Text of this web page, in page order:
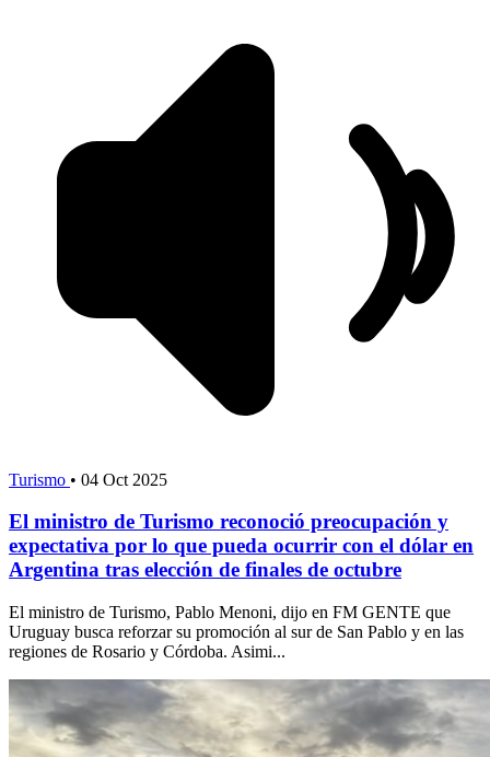
Turismo • 04 Oct 2025
El ministro de Turismo reconoció preocupación y
expectativa por lo que pueda ocurrir con el dólar en
Argentina tras elección de finales de octubre
El ministro de Turismo, Pablo Menoni, dijo en FM GENTE que
Uruguay busca reforzar su promoción al sur de San Pablo y en las
regiones de Rosario y Córdoba. Asimi...